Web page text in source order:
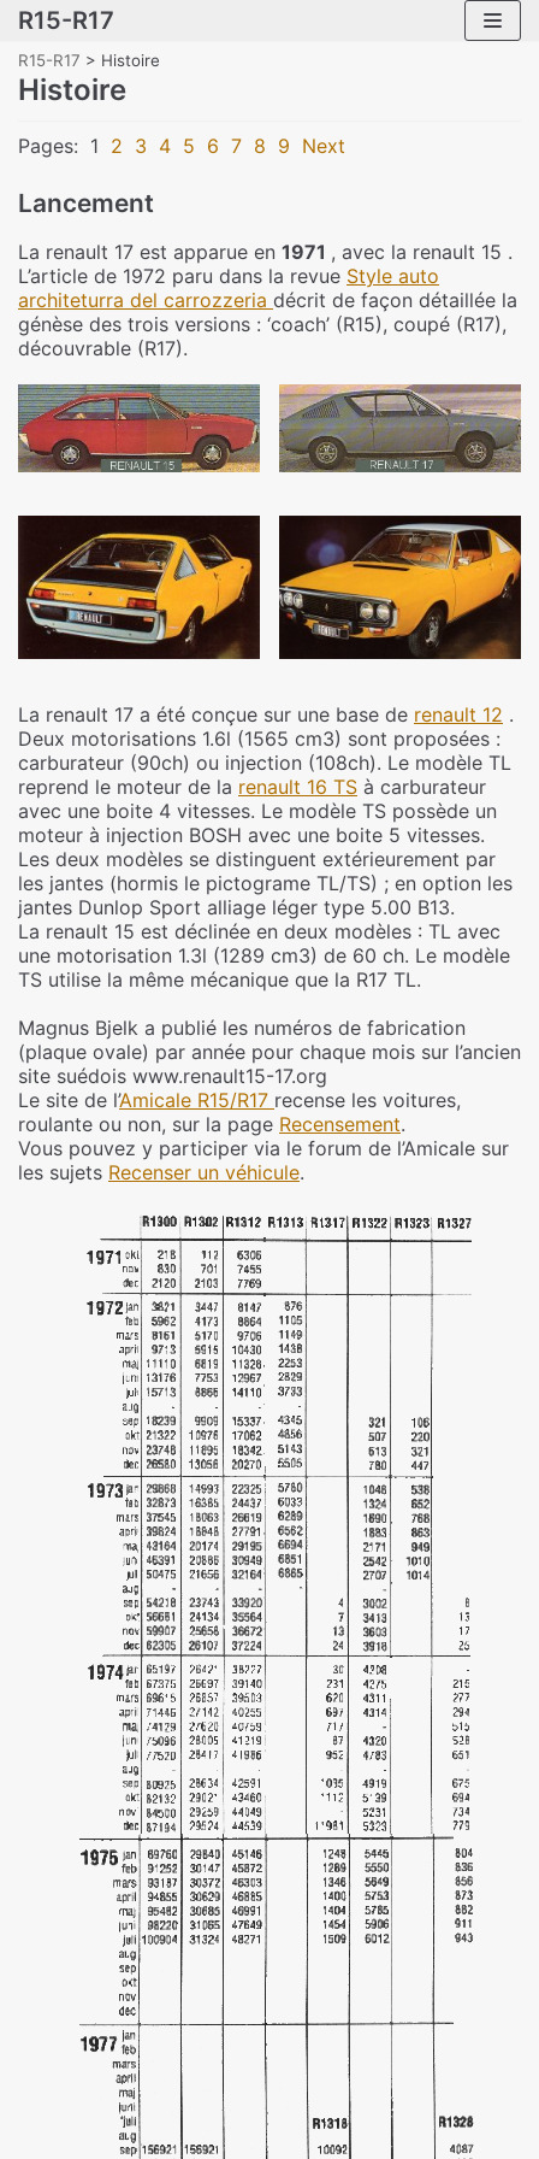
Skip
to
content
R15-R17
R15-R17 > Histoire
Histoire
Pages: 1 2 3 4 5 6 7 8 9 Next
Lancement
La renault 17 est apparue en 1971 , avec la renault 15 .
L’article de 1972 paru dans la revue Style auto
architeturra del carrozzeria décrit de façon détaillée la
génèse des trois versions : ‘coach’ (R15), coupé (R17),
découvrable (R17).
La renault 17 a été conçue sur une base de renault 12 .
Deux motorisations 1.6l (1565 cm3) sont proposées :
carburateur (90ch) ou injection (108ch). Le modèle TL
reprend le moteur de la renault 16 TS à carburateur
avec une boite 4 vitesses. Le modèle TS possède un
moteur à injection BOSH avec une boite 5 vitesses.
Les deux modèles se distinguent extérieurement par
les jantes (hormis le pictograme TL/TS) ; en option les
jantes Dunlop Sport alliage léger type 5.00 B13.
La renault 15 est déclinée en deux modèles : TL avec
une motorisation 1.3l (1289 cm3) de 60 ch. Le modèle
TS utilise la même mécanique que la R17 TL.
Magnus Bjelk a publié les numéros de fabrication
(plaque ovale) par année pour chaque mois sur l’ancien
site suédois www.renault15-17.org
Le site de l’Amicale R15/R17 recense les voitures,
roulante ou non, sur la page Recensement.
Vous pouvez y participer via le forum de l’Amicale sur
les sujets Recenser un véhicule.